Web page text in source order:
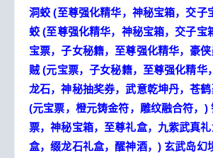
洞蛟 (至尊强化精华，神秘宝箱，交子
蛟 (至尊强化精华，神秘宝箱，交子宝
宝票，子女秘籍，至尊强化精华，豪
贼 (元宝票，子女秘籍，至尊强化精华
龙石，神秘抽奖券，武意乾坤丹，苍
(元宝票，橙元铸金符，雕纹融合符，)
票，神秘宝箱，至尊礼盒，九紫武真
盒，缀龙石礼盒，醒神酒，) 玄武岛幻